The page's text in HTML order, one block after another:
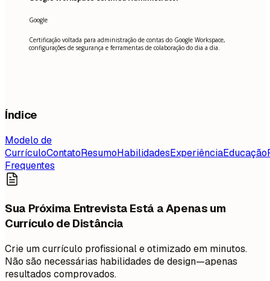
Google
Certificação voltada para administração de contas do Google Workspace,
configurações de segurança e ferramentas de colaboração do dia a dia.
Índice
Modelo de
CurrículoContatoResumoHabilidadesExperiênciaEducação
Frequentes
Sua Próxima Entrevista Está a Apenas um
Currículo de Distância
Crie um currículo profissional e otimizado em minutos.
Não são necessárias habilidades de design—apenas
resultados comprovados.